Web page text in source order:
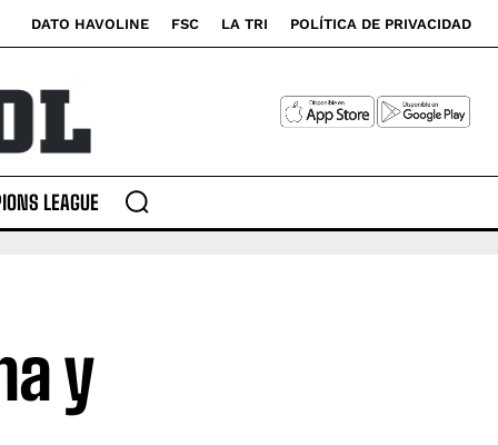
DATO HAVOLINE FSC LA TRI POLÍTICA DE PRIVACIDAD
LEAGUE
y